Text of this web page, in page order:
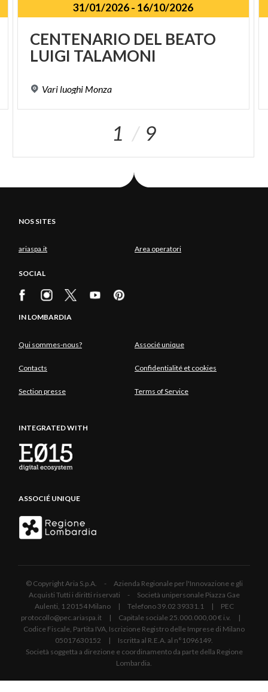
31/01/2026- 16/10/2026
CENTENARIO DEL BEATO
LUIGI TALAMONI
Variluoghi Monza
1 9
NOS SITES
ariaspa.it Area operatori
SOCIAL
IN LOMBARDIA
Qui sommes-nous? Associé unique
Contacts Confidentialité et cookies
Section presse Terms of Service
INTEGRATED WITH
ASSOCIÉ UNIQUE
© Copyright Aria S.p.A. - Azienda Regionale per l'Innovazione e gli
Acquisti Tutti i diritti riservati - Società unipersonale Piazza Gae
Aulenti, 1 20154 Milano | Telefono 39.02 39331.1 | PEC
protocollo@pec.ariaspa.it | Capitale sociale 25.000.000,00 € i.v. |
Codice Fiscale, Partita IVA, Iscrizione Registro delle Imprese di Milano
05017630152 | Iscritta al R.E.A. al n°1096149.
Società soggetta a direzione e coordinamento da parte della Regione
Lombardia.